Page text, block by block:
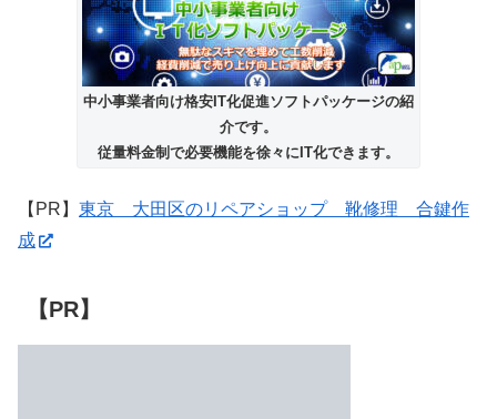
中小事業者向け格安IT化促進ソフトパッケージの紹
介です。
従量料金制で必要機能を徐々にIT化できます。
【PR】 東京 大田区のリペアショップ 靴修理 合鍵作
成
【PR】